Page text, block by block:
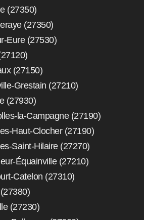
(27350)
(27350)
Eure (27530)
(27150)
Grestain (27210)
(27930)
la-Campagne (27190)
Haut-Clocher (27190)
Saint-Hilaire (27270)
Équainville (27210)
Catelon (27310)
(27230)